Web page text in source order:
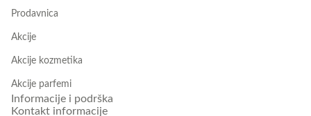
Prodavnica
Akcije
Akcije kozmetika
Akcije parfemi
Informacije i podrška
Kontakt informacije